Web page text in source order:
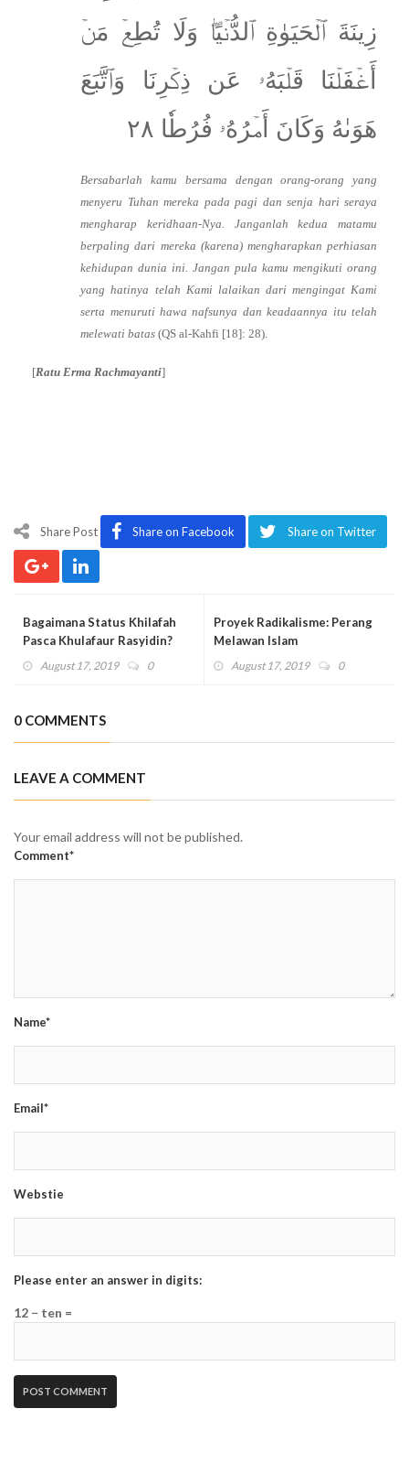
زِينَةَ ٱلۡحَيَوٰةِ ٱلدُّنۡيَاۖ وَلَا تُطِعۡ مَنۡ
أَغۡفَلۡنَا قَلۡبَهُۥ عَن ذِكۡرِنَا وَٱتَّبَعَ
هَوَىٰهُ وَكَانَ أَمۡرُهُۥ فُرُطٗا ٢٨
Bersabarlah kamu bersama dengan orang-orang yang
menyeru Tuhan mereka pada pagi dan senja hari seraya
mengharap keridhaan-Nya. Janganlah kedua matamu
berpaling dari mereka (karena) mengharapkan perhiasan
kehidupan dunia ini. Jangan pula kamu mengikuti orang
yang hatinya telah Kami lalaikan dari mengingat Kami
serta menuruti hawa nafsunya dan keadaannya itu telah
melewati batas(QS al-Kahfi [18]: 28).
[Ratu Erma Rachmayanti]
Share Post Share on Facebook Share on Twitter
Bagaimana Status Khilafah
Pasca Khulafaur Rasyidin?
August 17, 2019 0
Proyek Radikalisme: Perang
Melawan Islam
August 17, 2019 0
0 COMMENTS
LEAVE A COMMENT
Your email address will not be published.
Comment*
Name*
Email*
Webstie
Please enter an answer in digits:
12 − ten =